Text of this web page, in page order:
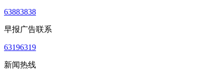
63883838
早报广告联系
63196319
新闻热线